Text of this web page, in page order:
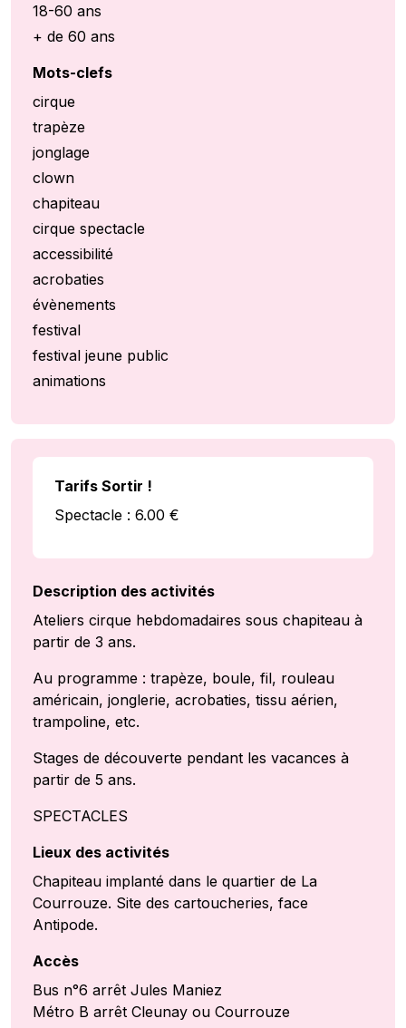
18-60 ans
+ de 60 ans
Mots-clefs
cirque
trapèze
jonglage
clown
chapiteau
cirque spectacle
accessibilité
acrobaties
évènements
festival
festival jeune public
animations
Tarifs Sortir !
Spectacle : 6.00 €
Description des activités
Ateliers cirque hebdomadaires sous chapiteau à
partir de 3 ans.
Au programme : trapèze, boule, fil, rouleau
américain, jonglerie, acrobaties, tissu aérien,
trampoline, etc.
Stages de découverte pendant les vacances à
partir de 5 ans.
SPECTACLES
Lieux des activités
Chapiteau implanté dans le quartier de La
Courrouze. Site des cartoucheries, face
Antipode.
Accès
Bus n°6 arrêt Jules Maniez
Métro B arrêt Cleunay ou Courrouze